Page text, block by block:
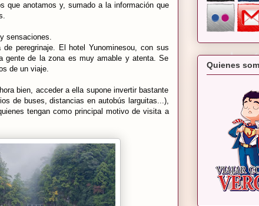
que anotamos y, sumado a la información que
sensaciones.
peregrinaje. El hotel Yunominesou, con sus
gente de la zona es muy amable y atenta. Se
de un viaje.
bien, acceder a ella supone invertir bastante
de buses, distancias en autobús larguitas...),
tengan como principal motivo de visita a
Quienes